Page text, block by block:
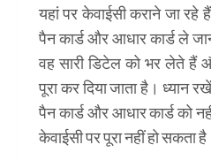
यहां पर केवाईसी कराने जा
पैन कार्ड और आधार कार्ड ले
वह सारी डिटेल को भर लेते हैं
पूरा कर दिया जाता है।
पैन कार्ड और आधार कार्ड को
केवाईसी पर पूरा नहीं हो सकता